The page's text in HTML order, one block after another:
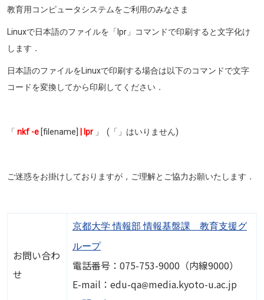
教育用コンピュータシステムをご利用のみなさま
Linuxで日本語のファイルを「lpr」コマンドで印刷すると文字化け
します．
日本語のファイルをLinuxで印刷する場合は以下のコマンドで文字
コードを変換してから印刷してください．
「 nkf -e [filename] | lpr 」 (「」はいりません)
ご迷惑をお掛けしておりますが，ご理解とご協力お願いたします．
お問い合わ
せ
京都大学 情報部 情報基盤課 教育支援グ
ループ
電話番号：075-753-9000（内線9000）
E-mail：edu-qa画像media.kyoto-u.ac.jp